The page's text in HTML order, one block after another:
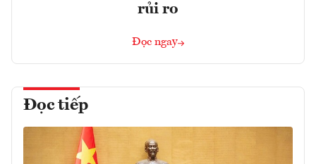
rủi ro
Đọc ngay
Đọc tiếp